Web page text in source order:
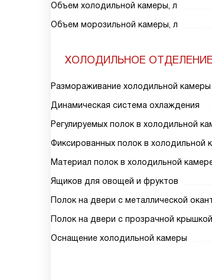
Объем холодильной камеры, л
Объем морозильной камеры, л
ХОЛОДИЛЬНОЕ ОТДЕЛЕНИЕ
Размораживание холодильной камеры
Динамическая система охлаждения
Регулируемых полок в холодильной
Фиксированных полок в холодильной
Материал полок в холодильной
Ящиков для овощей и фруктов
Полок на двери с металлической
Полок на двери с прозрачной крышкой
Оснащение холодильной камеры